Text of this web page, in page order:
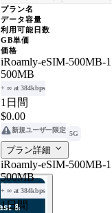
プラン名
データ容量
利用可能日数
GB単価
価格
iRoamly-eSIM-500MB-
500MB
+ ∞ at 384kbps
1日間
$0.00
新規ユーザー限定 5G
プラン詳細
iRoamly-eSIM-500MB-
500MB
+ ∞ at 384kbps
1日間